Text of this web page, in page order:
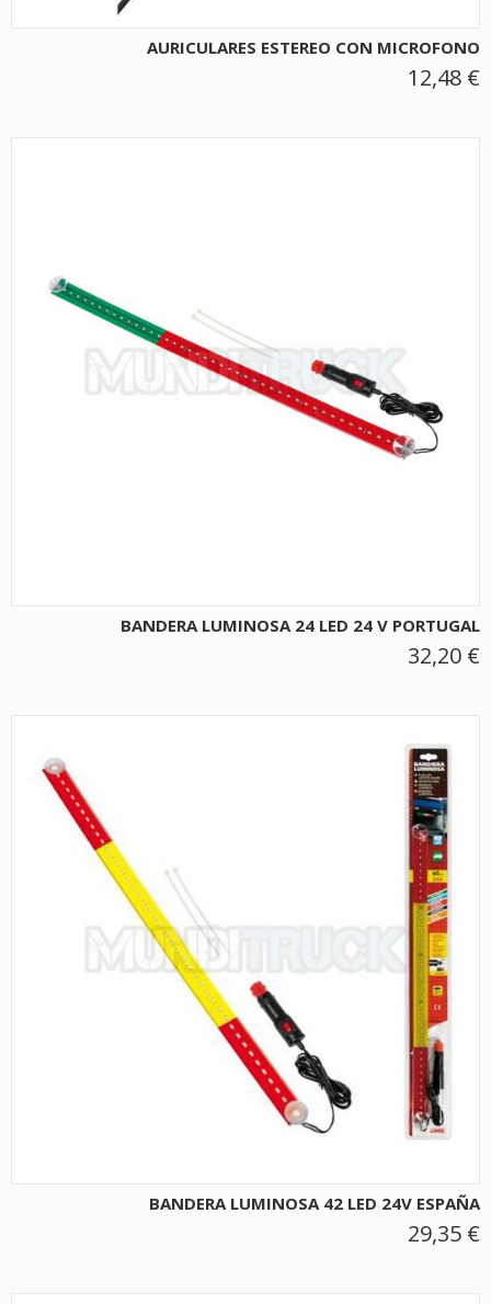
AURICULARES ESTEREO CON MICROFONO
12,48 €
BANDERA LUMINOSA 24 LED 24 V PORTUGAL
32,20 €
BANDERA LUMINOSA 42 LED 24V ESPAÑA
29,35 €